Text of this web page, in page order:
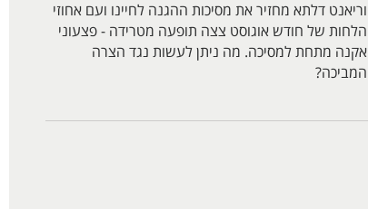
וריאנט דלתא מחזיר את מסיכות ההגנה לחיינו ועם אחוזי
הלחות של חודש אוגוסט צצה תופעה מטרידה - פצעוני
אקנה מתחת למסיכה. מה ניתן לעשות נגד הצרה
המביכה?